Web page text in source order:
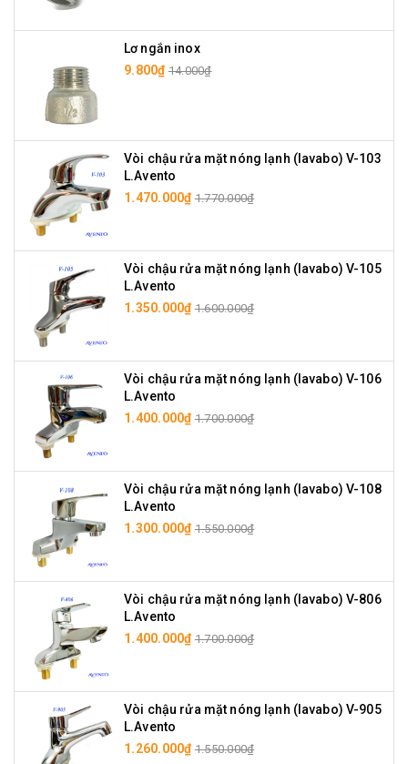
Lơ ngắn inox
9.800₫ 14.000₫
Vòi chậu rửa mặt nóng lạnh (lavabo) V-103
L.Avento
1.470.000₫ 1.770.000₫
Vòi chậu rửa mặt nóng lạnh (lavabo) V-105
L.Avento
1.350.000₫ 1.600.000₫
Vòi chậu rửa mặt nóng lạnh (lavabo) V-106
L.Avento
1.400.000₫ 1.700.000₫
Vòi chậu rửa mặt nóng lạnh (lavabo) V-108
L.Avento
1.300.000₫ 1.550.000₫
Vòi chậu rửa mặt nóng lạnh (lavabo) V-806
L.Avento
1.400.000₫ 1.700.000₫
Vòi chậu rửa mặt nóng lạnh (lavabo) V-905
L.Avento
1.260.000₫ 1.550.000₫